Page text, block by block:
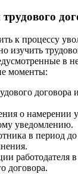
к процессу
изучить
в
моменты:
договора
о намерении
уведомлению.
в период
работодателя
договора.